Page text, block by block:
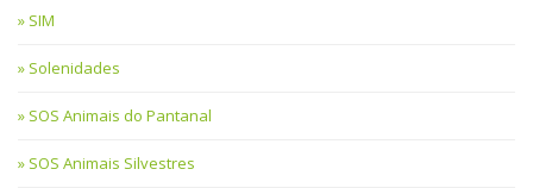
SIM
Solenidades
SOS Animais do Pantanal
SOS Animais Silvestres